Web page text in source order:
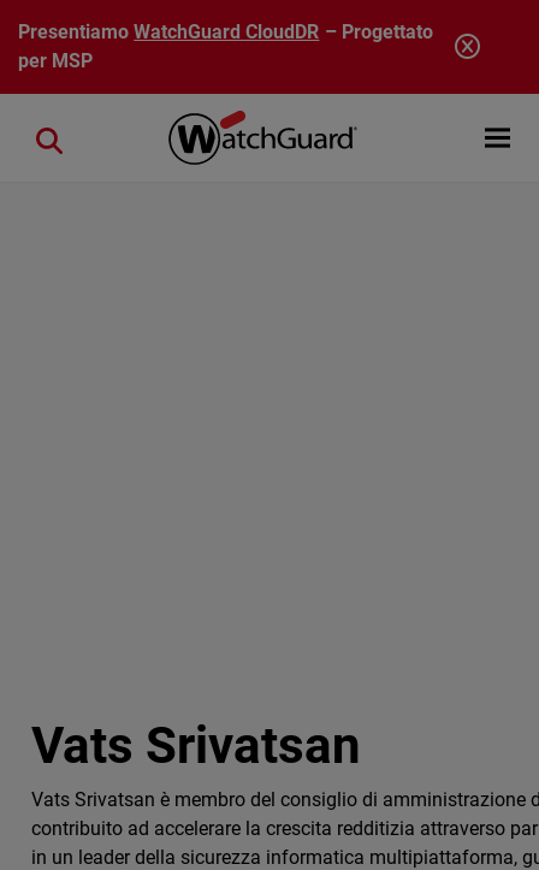
Salta al contenuto principale
PresentiamoWatchGuard CloudDR – Progettato
per MSP
Open
Close search
Vats Srivatsan
Vats Srivatsan è membro del consiglio di amministrazione
contribuito ad accelerare la crescita redditizia attraverso
in un leader della sicurezza informatica multipiattaforma,